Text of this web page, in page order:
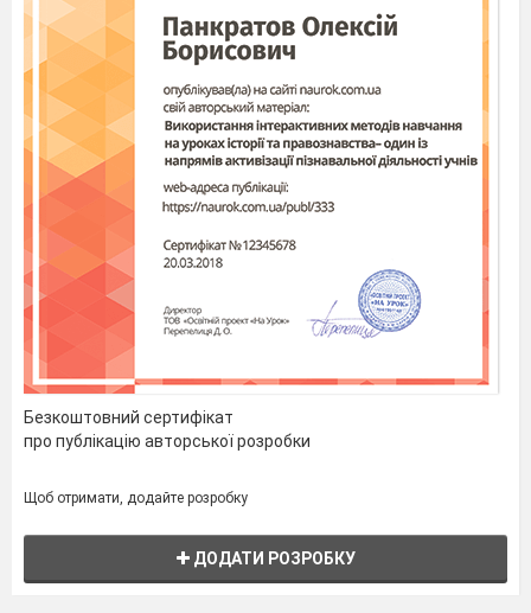
Безкоштовний сертифікат
про публікацію авторської розробки
Щоб отримати, додайте розробку
ДОДАТИ РОЗРОБКУ